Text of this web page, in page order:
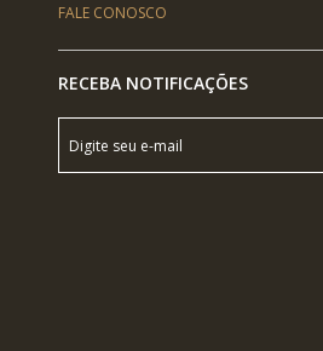
FALE CONOSCO
RECEBA NOTIFICAÇÕES